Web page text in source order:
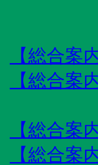
【総合
【総合
【総合案
【総合案